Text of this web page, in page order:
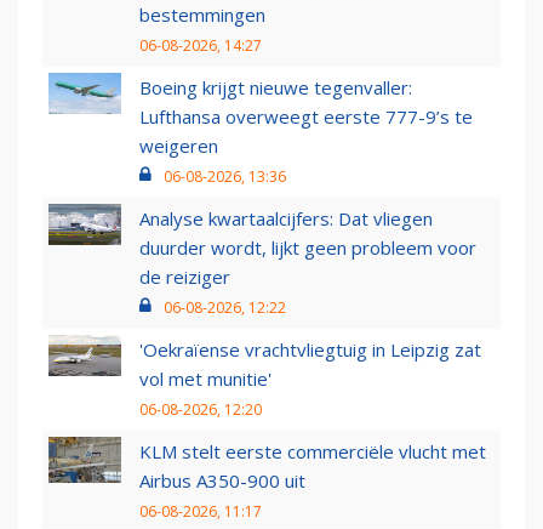
bestemmingen
06-08-2026, 14:27
Boeing krijgt nieuwe tegenvaller:
Lufthansa overweegt eerste 777-9’s te
weigeren
06-08-2026, 13:36
Analyse kwartaalcijfers: Dat vliegen
duurder wordt, lijkt geen probleem voor
de reiziger
06-08-2026, 12:22
'Oekraïense vrachtvliegtuig in Leipzig zat
vol met munitie'
06-08-2026, 12:20
KLM stelt eerste commerciële vlucht met
Airbus A350-900 uit
06-08-2026, 11:17